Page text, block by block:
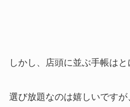
しかし、店頭に並ぶ手帳はと
選び放題なのは嬉しいです